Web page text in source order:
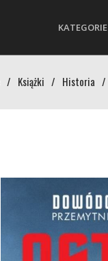
KATEGORIE
/ Książki / Historia /